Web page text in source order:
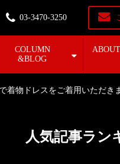
03-3470-3250
COLUMN
&BLOG
物ドレスをご着用いただき
人気記事ラン